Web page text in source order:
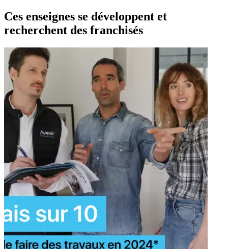
Ces enseignes se développent et
recherchent des franchisés